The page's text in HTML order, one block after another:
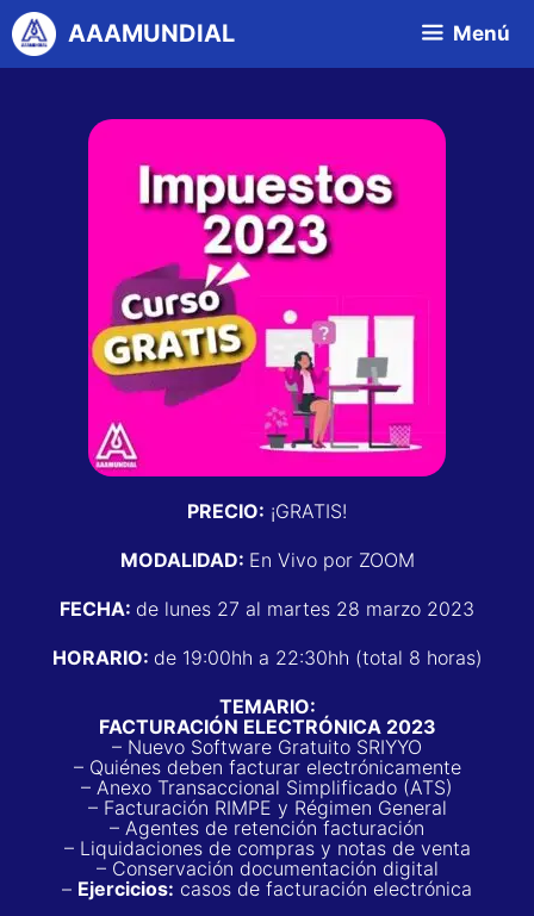
AAAMUNDIAL Menú
PRECIO: ¡GRATIS!
MODALIDAD: En Vivo por ZOOM
FECHA: de lunes 27 al martes 28 marzo 2023
HORARIO: de 19:00hh a 22:30hh (total 8 horas)
TEMARIO:
FACTURACIÓN ELECTRÓNICA 2023
– Nuevo Software Gratuito SRIYYO
– Quiénes deben facturar electrónicamente
– Anexo Transaccional Simplificado (ATS)
– Facturación RIMPE y Régimen General
– Agentes de retención facturación
– Liquidaciones de compras y notas de venta
– Conservación documentación digital
– Ejercicios: casos de facturación electrónica